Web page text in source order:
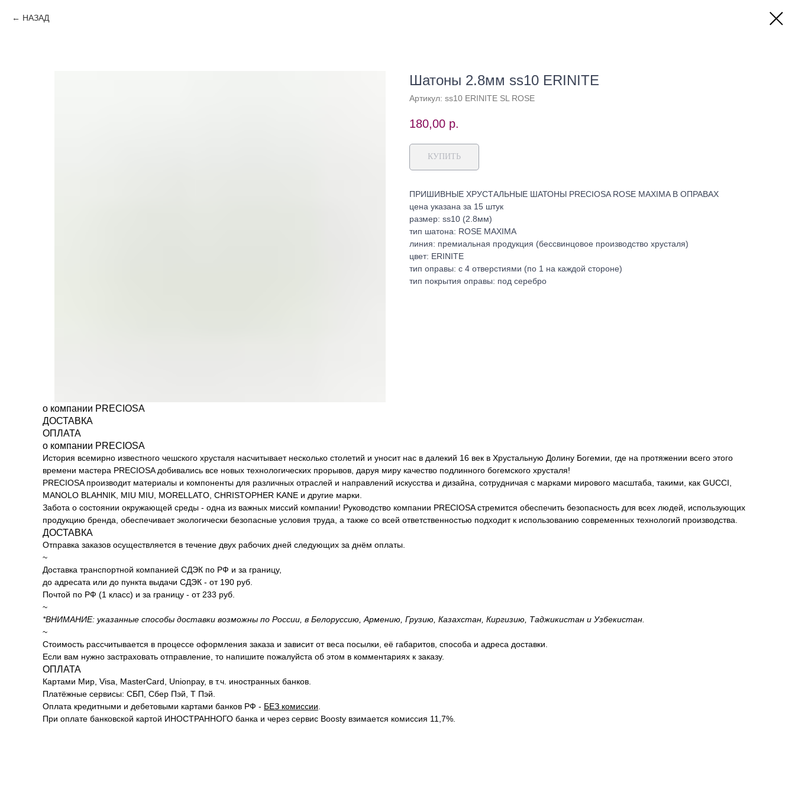
НАЗАД
Шатоны 2.8мм ss10 ERINITE
Артикул: ss10 ERINITE SL ROSE
180,00 р.
КУПИТЬ
ПРИШИВНЫЕ ХРУСТАЛЬНЫЕ ШАТОНЫ PRECIOSA ROSE MAXIMA В ОПРАВАХ
цена указана за 15 штук
размер: ss10 (2.8мм)
тип шатона: ROSE MAXIMA
линия: премиальная продукция (бессвинцовое производство хрусталя)
цвет: ERINITE
тип оправы: с 4 отверстиями (по 1 на каждой стороне)
тип покрытия оправы: под серебро
о компании PRECIOSA
ДОСТАВКА
ОПЛАТА
о компании PRECIOSA
История всемирно известного чешского хрусталя насчитывает несколько столетий и уносит нас в далекий 16 век в Хрустальную Долину Богемии, где на протяжении всего этого
времени мастера PRECIOSA добивались все новых технологических прорывов, даруя миру качество подлинного богемского хрусталя!
PRECIOSA производит материалы и компоненты для различных отраслей и направлений искусства и дизайна, сотрудничая с марками мирового масштаба, такими, как GUCCI,
MANOLO BLAHNIK, MIU MIU, MORELLATO, CHRISTOPHER KANE и другие марки.
Забота о состоянии окружающей среды - одна из важных миссий компании! Руководство компании PRECIOSA стремится обеспечить безопасность для всех людей, использующих
продукцию бренда, обеспечивает экологически безопасные условия труда, а также со всей ответственностью подходит к использованию современных технологий производства.
ДОСТАВКА
Отправка заказов осуществляется в течение двух рабочих дней следующих за днём оплаты.
~
Доставка транспортной компанией СДЭК по РФ и за границу,
до адресата или до пункта выдачи СДЭК - от 190 руб.
Почтой по РФ (1 класс) и за границу - от 233 руб.
~
*ВНИМАНИЕ: указанные способы доставки возможны по России, в Белоруссию, Армению, Грузию, Казахстан, Киргизию, Таджикистан и Узбекистан.
~
Стоимость рассчитывается в процессе оформления заказа и зависит от веса посылки, её габаритов, способа и адреса доставки.
Если вам нужно застраховать отправление, то напишите пожалуйста об этом в комментариях к заказу.
ОПЛАТА
Картами Мир, Visa, MasterCard, Unionpay, в т.ч. иностранных банков.
Платёжные сервисы: СБП, Сбер Пэй, Т Пэй.
Оплата кредитными и дебетовыми картами банков РФ - БЕЗ комиссии
При оплате банковской картой ИНОСТРАННОГО банка и через сервис Boosty взимается комиссия 11,7%.